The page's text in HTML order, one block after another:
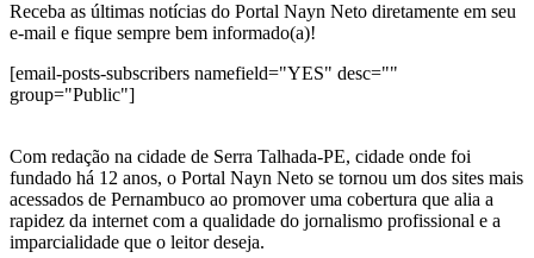
Receba as últimas notícias do Portal Nayn Neto diretamente em seu
e-mail e fique sempre bem informado(a)!
[email-posts-subscribers namefield="YES" desc=""
group="Public"]
Com redação na cidade de Serra Talhada-PE, cidade onde foi
fundado há 12 anos, o Portal Nayn Neto se tornou um dos sites mais
acessados de Pernambuco ao promover uma cobertura que alia a
rapidez da internet com a qualidade do jornalismo profissional e a
imparcialidade que o leitor deseja.